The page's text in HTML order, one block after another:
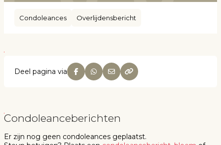
Condoleances Overlijdensbericht
Deel pagina via
Condoleanceberichten
Er zijn nog geen condoleances geplaatst.